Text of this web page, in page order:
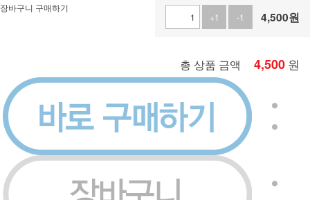
+1
-1 4,500원
총 상품 금액 4,500 원
장바구니 구매하기